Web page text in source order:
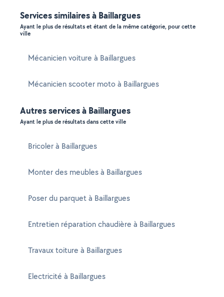
Services similaires à Baillargues
Ayant le plus de résultats et étant de la même catégorie, pour cette
ville
Mécanicien voiture à Baillargues
Mécanicien scooter moto à Baillargues
Autres services à Baillargues
Ayant le plus de résultats dans cette ville
Bricoler à Baillargues
Monter des meubles à Baillargues
Poser du parquet à Baillargues
Entretien réparation chaudière à Baillargues
Travaux toiture à Baillargues
Electricité à Baillargues